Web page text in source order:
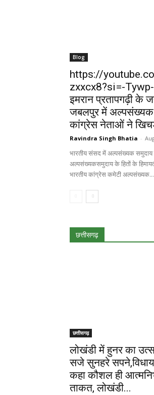
Blog
https://
zxxcx8?si=-
इमरान प्रतापगढ़ी के
जबलपुर में अल्पसंख्यक
कांग्रेस नेताओं ने
Ravindra Singh Bhatia -
भारतीय संसद में अल्पसंख्यक समुदाय
अल्पसंख्यकसमुदाय के हितों के
भारतीय कांग्रेस कमेटी अल्पसंख्यक...
छत्तीसगढ़
छत्तीसगढ़
लोखंडी में हुनर का
सजे सुनहरे
कहा कौशल ही
ताकत, लोखंडी...